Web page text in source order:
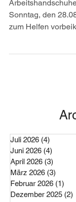
10:00-
Juli 2026 (4)4
Juni 2026 (4)4
April 2026 (3)3